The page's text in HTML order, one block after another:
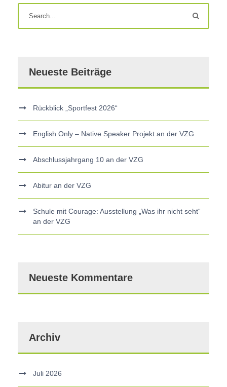
Neueste Beiträge
Rückblick „Sportfest 2026“
English Only – Native Speaker Projekt an der VZG
Abschlussjahrgang 10 an der VZG
Abitur an der VZG
Schule mit Courage: Ausstellung „Was ihr nicht seht“
an der VZG
Neueste Kommentare
Archiv
Juli 2026